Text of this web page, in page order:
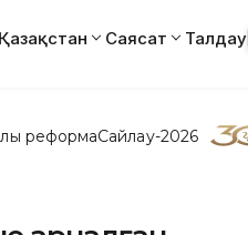
Қазақстан Саясат Талдау
реформаСайлау-2026